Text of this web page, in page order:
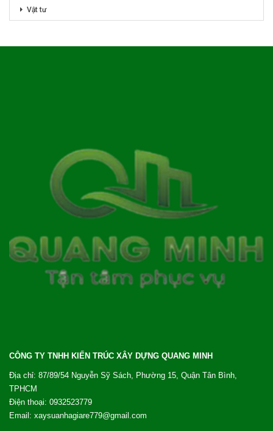
Vật tư
CÔNG TY TNHH KIẾN TRÚC XÂY DỰNG QUANG MINH
Địa chỉ: 87/89/54 Nguyễn Sỹ Sách, Phường 15, Quận Tân Bình,
TPHCM
Điện thoại: 0932523779
Email: xaysuanhagiare779@gmail.com